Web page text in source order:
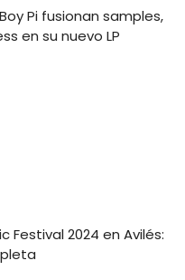
Pi fusionan samples,
en su nuevo LP
Festival 2024 en Avilés: